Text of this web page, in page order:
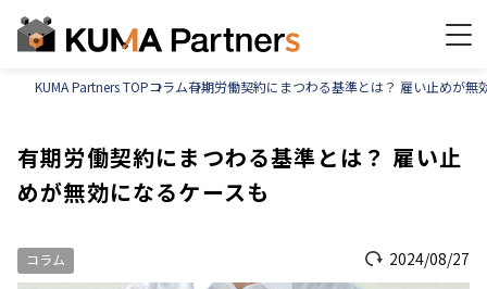
KUMA Partners TOPコラム有期労働契約にまつわる基準とは？ 雇い止めが無
有期労働契約にまつわる基準とは？ 雇い止
めが無効になるケースも
コラム 2024/08/27